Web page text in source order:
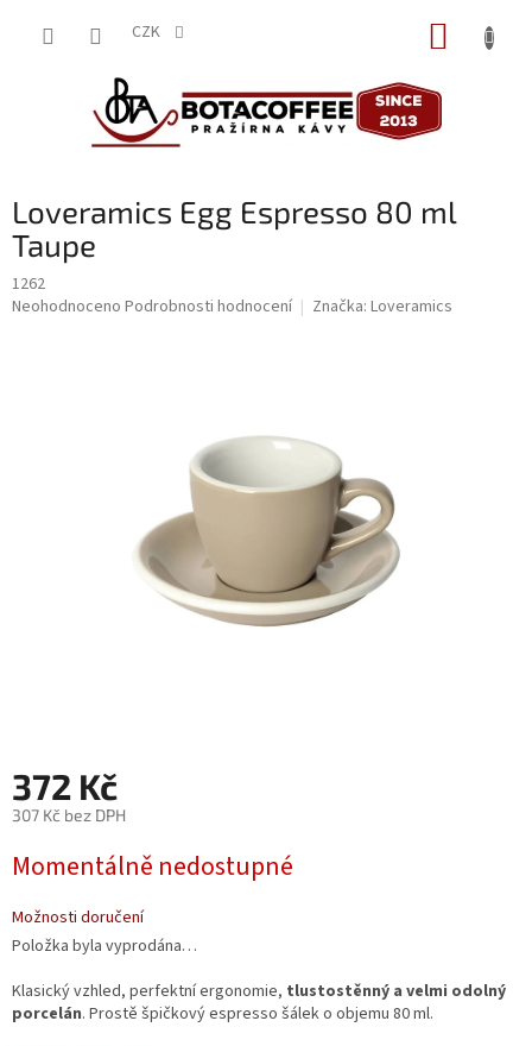
CZK
Loveramics Egg Espresso 80 ml
Taupe
1262
Průměrné
Neohodnoceno Podrobnosti hodnocení Značka: Loveramics
372 Kč
307 Kč bez DPH
cena:
Momentálně nedostupné
Možnosti doručení
Položka byla vyprodána…
Klasický vzhled, perfektní ergonomie, tlustostěnný a velmi odolný
porcelán. Prostě špičkový espresso šálek o objemu 80 ml.